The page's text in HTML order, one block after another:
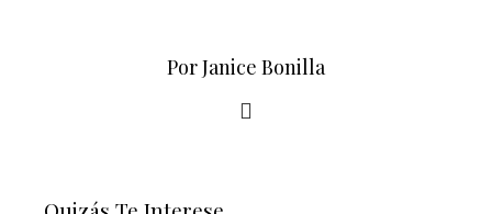
Por Janice Bonilla